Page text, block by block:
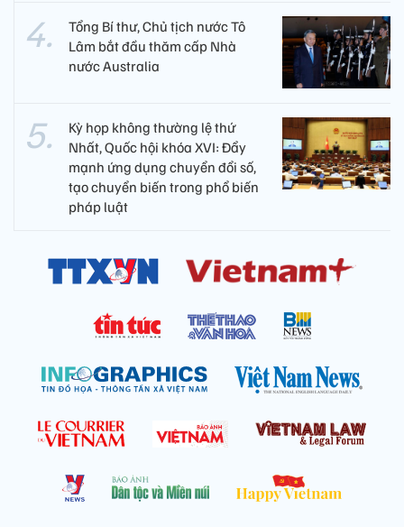
Tổng Bí thư, Chủ tịch nước Tô
Lâm bắt đầu thăm cấp Nhà
nước Australia
Kỳ họp không thường lệ thứ
Nhất, Quốc hội khóa XVI: Đẩy
mạnh ứng dụng chuyển đổi số,
tạo chuyển biến trong phổ biến
pháp luật